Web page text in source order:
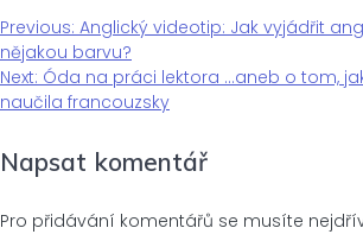
Navigace
pro
příspěvek
Previous: Previous
post:
Anglický videotip: Jak vyjádřit
nějakou barvu?
Next: Next
post:
Óda na práci lektora …aneb o tom,
naučila francouzsky
Napsat komentář
Pro přidávání komentářů se musíte